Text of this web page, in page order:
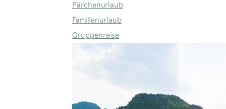
Pärchenurlaub
Familienurlaub
Gruppenreise